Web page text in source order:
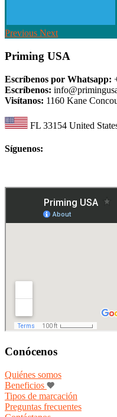
Previous Next
Priming USA
Escríbenos por Whatsapp:
Escríbenos:
Visítanos: 1160 Kane
FL 33154 United
Síguenos:
Conócenos
Quiénes somos
Beneficios
Tipos de marcación
Preguntas frecuentes